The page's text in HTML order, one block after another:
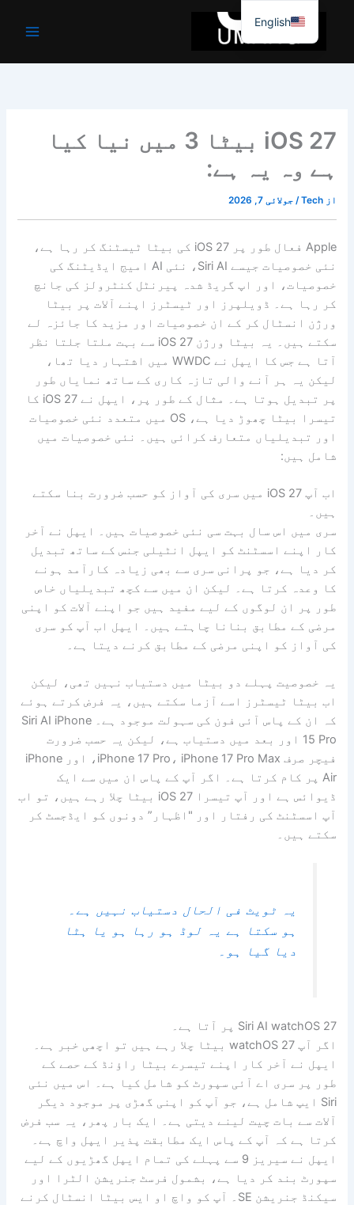
جائیں۔
iOS 27 بیٹا 3 میں نیا کیا
ہے وہ یہ ہے:
از Tech
/جولائی 7, 2026
Apple فعال طور پر iOS 27 کی بیٹا ٹیسٹنگ کر رہا ہے،
نئی خصوصیات جیسے Siri AI، نئی AI امیج ایڈیٹنگ کی
خصوصیات، اور اپ گریڈ شدہ پیرنٹل کنٹرولز کی جانچ
کر رہا ہے۔ ڈویلپرز اور ٹیسٹرز اپنے آلات پر بیٹا
ورژن انسٹال کر کے ان خصوصیات اور مزید کا جائزہ لے
سکتے ہیں۔ یہ بیٹا ورژن iOS 27 سے بہت ملتا جلتا نظر
آتا ہے جس کا ایپل نے WWDC میں اشتہار دیا تھا،
لیکن یہ ہر آنے والی تازہ کاری کے ساتھ نمایاں طور
پر تبدیل ہوتا ہے۔ مثال کے طور پر، ایپل نے iOS 27 کا
تیسرا بیٹا چھوڑ دیا ہے، OS میں متعدد نئی خصوصیات
اور تبدیلیاں متعارف کرائی ہیں۔ نئی خصوصیات میں
شامل ہیں:
اب آپ iOS 27 میں سری کی آواز کو حسب ضرورت بنا سکتے
ہیں۔
سری میں اس سال بہت سی نئی خصوصیات ہیں۔ ایپل نے آخر
کار اپنے اسسٹنٹ کو ایپل انٹیلی جنس کے ساتھ تبدیل
کر دیا ہے، جو پرانی سری سے بھی زیادہ کارآمد ہونے
کا وعدہ کرتا ہے۔ لیکن ان میں سے کچھ تبدیلیاں خاص
طور پر ان لوگوں کے لیے مفید ہیں جو اپنے آلات کو اپنی
مرضی کے مطابق بنانا چاہتے ہیں۔ ایپل اب آپ کو سری
کی آواز کو اپنی مرضی کے مطابق کرنے دیتا ہے۔
یہ خصوصیت پہلے دو بیٹا میں دستیاب نہیں تھی، لیکن
اب بیٹا ٹیسٹرز اسے آزما سکتے ہیں، یہ فرض کرتے ہوئے
کہ ان کے پاس آئی فون کی سہولت موجود ہے۔ Siri AI iPhone
15 Pro اور بعد میں دستیاب ہے، لیکن یہ حسب ضرورت
فیچر صرف iPhone 17 Pro، iPhone 17 Pro Max، اور iPhone
Air پر کام کرتا ہے۔ اگر آپ کے پاس ان میں سے ایک
ڈیوائس ہے اور آپ تیسرا iOS 27 بیٹا چلا رہے ہیں، تو اب
آپ اسسٹنٹ کی رفتار اور "اظہار” دونوں کو ایڈجسٹ کر
سکتے ہیں۔
یہ ٹویٹ فی الحال دستیاب نہیں ہے۔
ہو سکتا ہے یہ لوڈ ہو رہا ہو یا ہٹا
دیا گیا ہو۔
Siri AI watchOS 27 پر آتا ہے۔
اگر آپ watchOS 27 بیٹا چلا رہے ہیں تو اچھی خبر ہے۔
ایپل نے آخر کار اپنے تیسرے بیٹا راؤنڈ کے حصے کے
Siri ایپ شامل ہے، جو آپ کو اپنی گھڑی پر موجود دیگر
آلات سے بات چیت لینے دیتی ہے۔ ایک بار پھر، یہ سب فرض
کرتا ہے کہ آپ کے پاس ایک مطابقت پذیر ایپل واچ ہے۔
ایپل نے سیریز 9 سے پہلے کی تمام ایپل گھڑیوں کے لیے
سپورٹ بند کر دیا ہے، بشمول فرسٹ جنریشن الٹرا اور
سیکنڈ جنریشن SE۔ آپ کو واچ او ایس بیٹا انسٹال کرنے
English